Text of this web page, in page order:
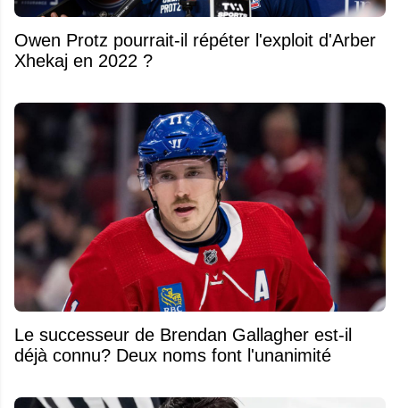
Owen Protz pourrait-il répéter l'exploit d'Arber
Xhekaj en 2022 ?
Le successeur de Brendan Gallagher est-il
déjà connu? Deux noms font l'unanimité